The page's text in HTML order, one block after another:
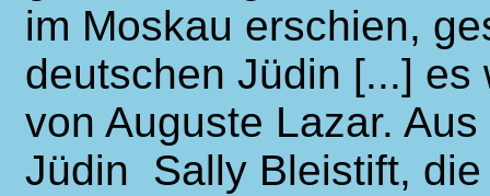
im Moskau erschien,
deutschen Jüdin [...] es
von Auguste Lazar.
Jüdin Sally Bleistift,